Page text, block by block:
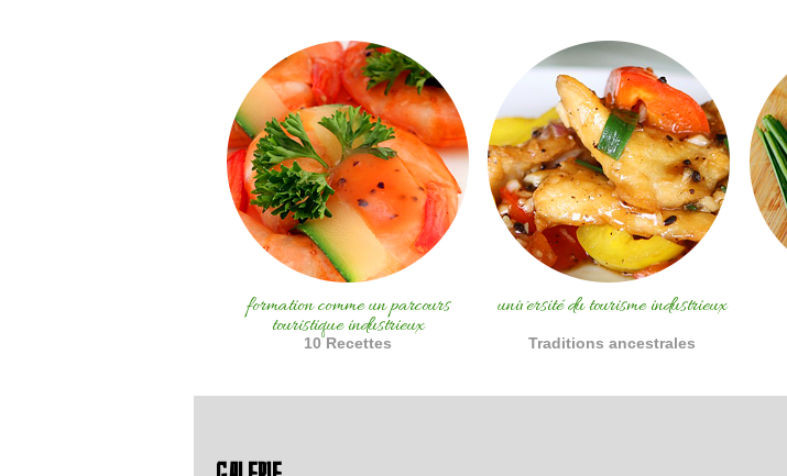
formation comme un parcours
touristique industrieux
université du tourisme industrieux
10 Recettes Traditions ancestrales